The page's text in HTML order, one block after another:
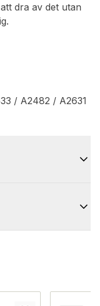
dra av det utan
/ A2482 / A2631